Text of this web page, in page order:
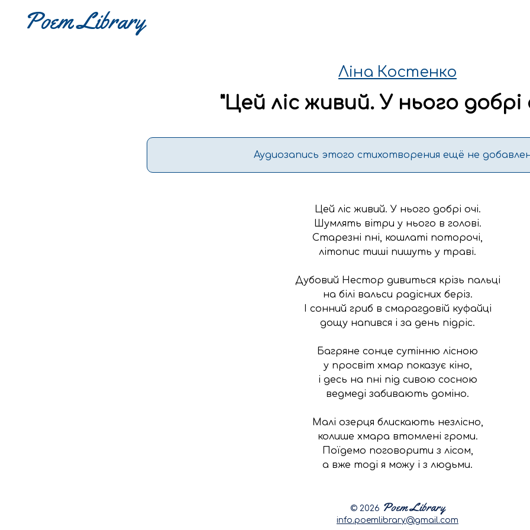
Ліна Костенко
"Цей ліс живий. У нього добрі
Аудиозапись этого стихотворения ещё не
Цей ліс живий. У нього добрі очі.
Шумлять вітри у нього в голові.
Старезні пні, кошлаті поторочі,
літопис тиші пишуть у траві.
Дубовий Нестор дивиться крізь пальці
на білі вальси радісних беріз.
І сонний гриб в смарагдовій куфайці
дощу напився і за день підріс.
Багряне сонце сутінню лісною
у просвіт хмар показує кіно,
і десь на пні під сивою сосною
ведмеді забивають доміно.
Малі озерця блискають незлісно,
колише хмара втомлені громи.
Поїдемо поговорити з лісом,
а вже тоді я можу і з людьми.
© 2026
info.poemlibrary@gmail.com